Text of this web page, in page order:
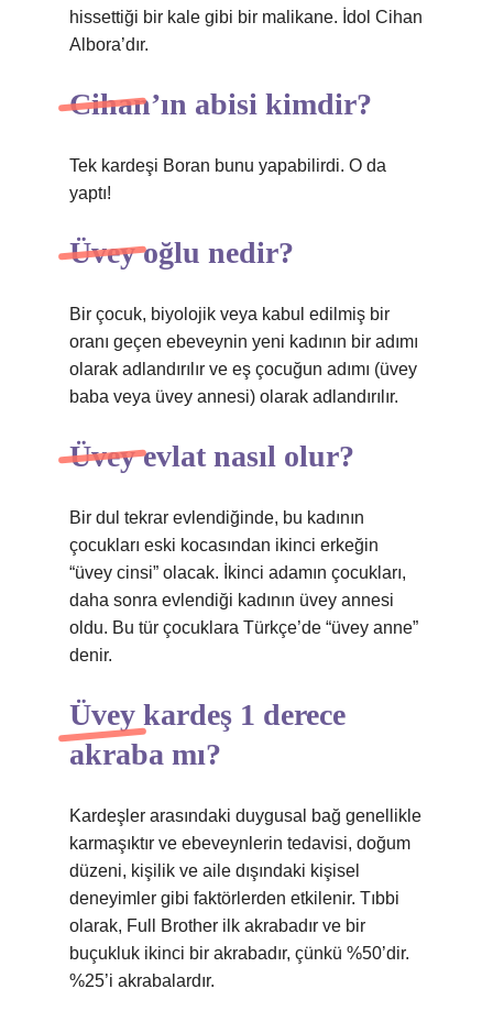
hissettiği bir kale gibi bir malikane. İdol Cihan
Albora’dır.
Cihan’ın abisi kimdir?
Tek kardeşi Boran bunu yapabilirdi. O da
yaptı!
Üvey oğlu nedir?
Bir çocuk, biyolojik veya kabul edilmiş bir
oranı geçen ebeveynin yeni kadının bir adımı
olarak adlandırılır ve eş çocuğun adımı (üvey
baba veya üvey annesi) olarak adlandırılır.
Üvey evlat nasıl olur?
Bir dul tekrar evlendiğinde, bu kadının
çocukları eski kocasından ikinci erkeğin
“üvey cinsi” olacak. İkinci adamın çocukları,
daha sonra evlendiği kadının üvey annesi
oldu. Bu tür çocuklara Türkçe’de “üvey anne”
denir.
Üvey kardeş 1 derece
akraba mı?
Kardeşler arasındaki duygusal bağ genellikle
karmaşıktır ve ebeveynlerin tedavisi, doğum
düzeni, kişilik ve aile dışındaki kişisel
deneyimler gibi faktörlerden etkilenir. Tıbbi
olarak, Full Brother ilk akrabadır ve bir
buçukluk ikinci bir akrabadır, çünkü %50’dir.
%25’i akrabalardır.